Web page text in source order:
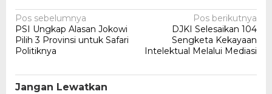
Navigasi
pos
Pos sebelumnya
PSI Ungkap Alasan Jokowi
Pilih 3 Provinsi untuk Safari
Politiknya
Pos berikutnya
DJKI Selesaikan 104
Sengketa Kekayaan
Intelektual Melalui Mediasi
Jangan Lewatkan